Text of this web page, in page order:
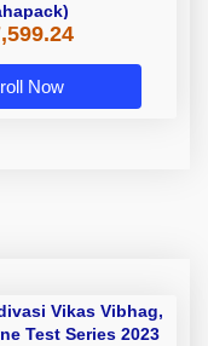
Now
Vikas Vibhag,
Test Series 2023